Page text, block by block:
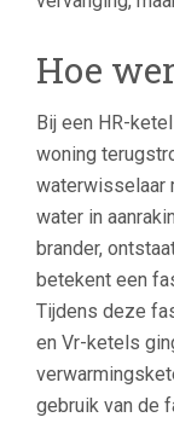
Hoe
Bij een HR-
woning
waterwisselaar
water in
brander,
betekent een
Tijdens deze
en Vr-ketels
gebruik van de